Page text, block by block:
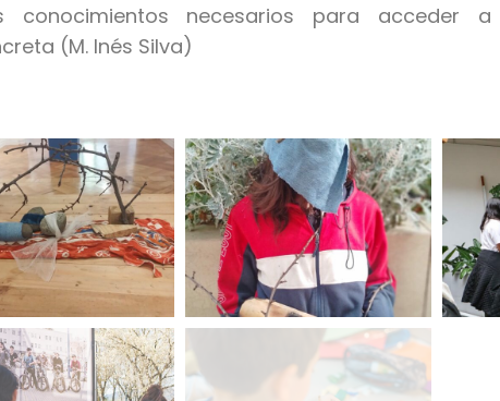
conocimientos necesarios para acceder
(M. Inés Silva)